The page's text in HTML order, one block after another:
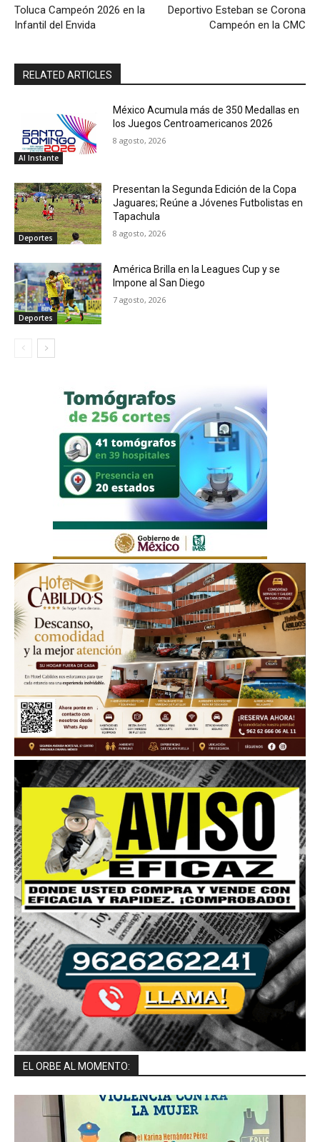
Toluca Campeón 2026 en la
Infantil del Envida
Deportivo Esteban se Corona
Campeón en la CMC
RELATED ARTICLES
Al Instante
México Acumula más de 350 Medallas en
los Juegos Centroamericanos 2026
8 agosto, 2026
Deportes
Presentan la Segunda Edición de la Copa
Jaguares; Reúne a Jóvenes Futbolistas en
Tapachula
8 agosto, 2026
Deportes
América Brilla en la Leagues Cup y se
Impone al San Diego
7 agosto, 2026
EL ORBE AL MOMENTO: